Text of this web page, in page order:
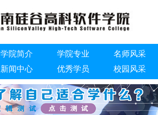
学院简介 学院专业
名师风采
新闻中心 优秀学员
校园风采